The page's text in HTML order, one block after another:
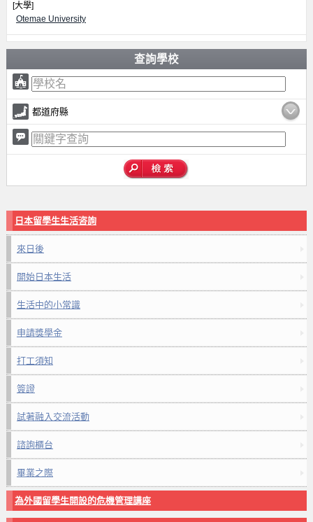
[大學]
Otemae University
查詢學校
都道府縣
日本留學生生活咨詢
來日後
開始日本生活
生活中的小常識
申請獎學金
打工須知
簽證
試著融入交流活動
諮詢櫃台
畢業之際
為外國留學生開設的危機管理講座